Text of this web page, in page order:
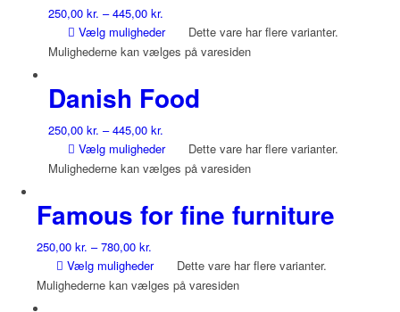
250,00 kr. –445,00 kr.
Vælg muligheder
Dette vare har flere varianter.
Mulighederne kan vælges på varesiden
Danish Food
250,00 kr. –445,00 kr.
Vælg muligheder
Dette vare har flere varianter.
Mulighederne kan vælges på varesiden
Famous for fine furniture
250,00 kr. –780,00 kr.
Vælg muligheder
Dette vare har flere varianter.
Mulighederne kan vælges på varesiden